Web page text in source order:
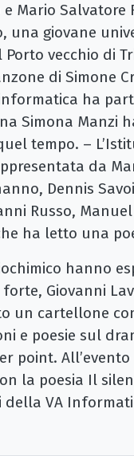
e Mario
una giovane
Porto vecchio di
di Simone
ha
Simona Manzi
tempo. –
da
Dennis
Russo,
ha letto una
hanno
forte, Giovanni
un cartellone
e poesie sul
point.
la poesia Il
della VA